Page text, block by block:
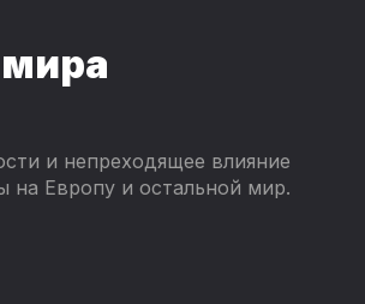
и непреходящее влияние
на Европу и остальной мир.